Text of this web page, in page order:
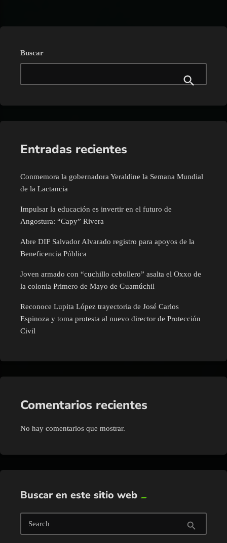
Buscar
Entradas recientes
Conmemora la gobernadora Yeraldine la Semana Mundial
de la Lactancia
Impulsar la educación es invertir en el futuro de
Angostura: “Capy” Rivera
Abre DIF Salvador Alvarado registro para apoyos de la
Beneficencia Pública
Joven armado con “cuchillo cebollero” asalta el Oxxo de
la colonia Primero de Mayo de Guamúchil
Reconoce Lupita López trayectoria de José Carlos
Espinoza y toma protesta al nuevo director de Protección
Civil
Comentarios recientes
No hay comentarios que mostrar.
Buscar en este sitio web
Search search